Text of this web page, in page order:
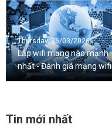
Thursday, 26/03/2026
Lắp wifi mạng nào mạnh
nhất - Đánh giá mạng wifi
Viettel
Tin mới nhất